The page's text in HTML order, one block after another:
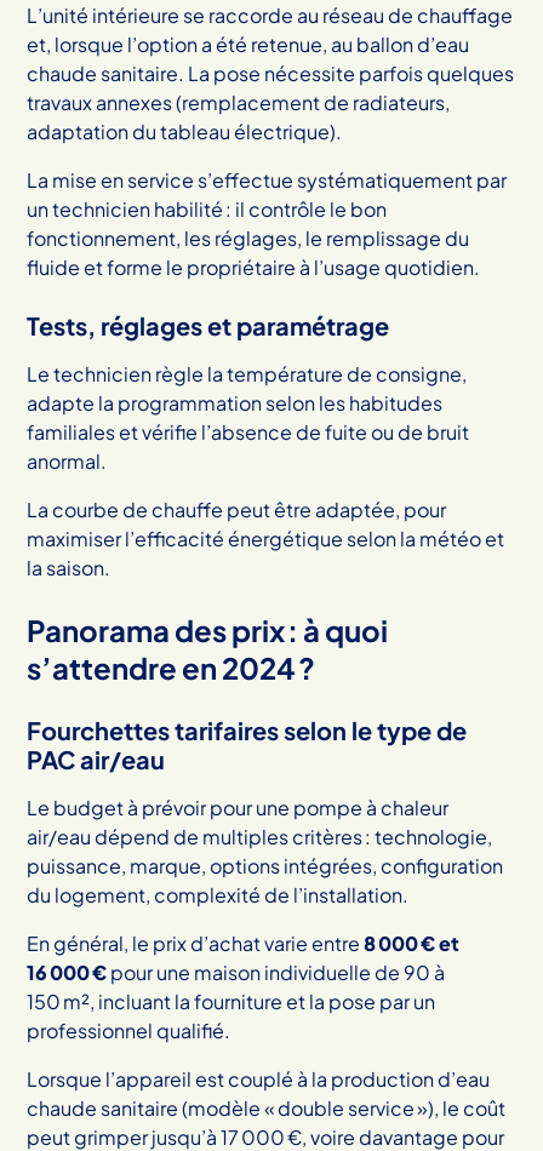
L’unité intérieure se raccorde au réseau de chauffage
et, lorsque l’option a été retenue, au ballon d’eau
chaude sanitaire. La pose nécessite parfois quelques
travaux annexes (remplacement de radiateurs,
adaptation du tableau électrique).
La mise en service s’effectue systématiquement par
un technicien habilité : il contrôle le bon
fonctionnement, les réglages, le remplissage du
fluide et forme le propriétaire à l’usage quotidien.
Tests, réglages et paramétrage
Le technicien règle la température de consigne,
adapte la programmation selon les habitudes
familiales et vérifie l’absence de fuite ou de bruit
anormal.
La courbe de chauffe peut être adaptée, pour
maximiser l’efficacité énergétique selon la météo et
la saison.
Panorama des prix : à quoi
s’attendre en 2024 ?
Fourchettes tarifaires selon le type de
PAC air/eau
Le budget à prévoir pour une pompe à chaleur
air/eau dépend de multiples critères : technologie,
puissance, marque, options intégrées, configuration
du logement, complexité de l’installation.
En général, le prix d’achat varie entre8 000 € et
16 000 €pour une maison individuelle de 90 à
150 m², incluant la fourniture et la pose par un
professionnel qualifié.
Lorsque l’appareil est couplé à la production d’eau
chaude sanitaire (modèle « double service »), le coût
peut grimper jusqu’à 17 000 €, voire davantage pour